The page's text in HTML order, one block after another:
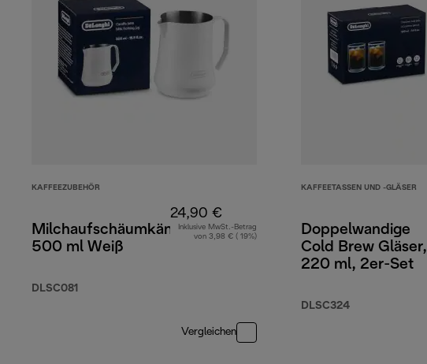
KAFFEEZUBEHÖR
Milchaufschäumkännchen
500 ml Weiß
DLSC081
24,90 €
Inklusive MwSt.-Betrag
von 3,98 € ( 19%)
Vergleichen
KAFFEETASSEN UND -GLÄSER
Doppelwandige
Cold Brew Gläser,
220 ml, 2er-Set
DLSC324